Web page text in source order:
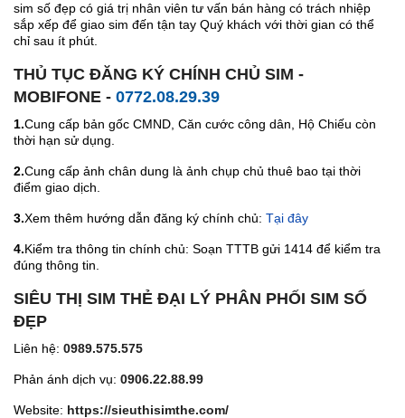
sim số đẹp có giá trị nhân viên tư vấn bán hàng có trách nhiệp
sắp xếp để giao sim đến tận tay Quý khách với thời gian có thể
chỉ sau ít phút.
THỦ TỤC ĐĂNG KÝ CHÍNH CHỦ SIM -
MOBIFONE - 0772.08.29.39
1.Cung cấp bản gốc CMND, Căn cước công dân, Hộ Chiếu còn
thời hạn sử dụng.
2.Cung cấp ảnh chân dung là ảnh chụp chủ thuê bao tại thời
điểm giao dịch.
3.Xem thêm hướng dẫn đăng ký chính chủ: Tại đây
4.Kiểm tra thông tin chính chủ: Soạn TTTB gửi 1414 để kiểm tra
đúng thông tin.
SIÊU THỊ SIM THẺ ĐẠI LÝ PHÂN PHỐI SIM SỐ
ĐẸP
Liên hệ: 0989.575.575
Phản ánh dịch vụ: 0906.22.88.99
Website: https://sieuthisimthe.com/